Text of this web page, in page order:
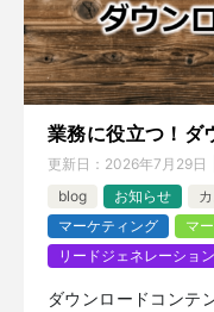
業務に役立つ！ダ
更新日： 2026年7月29日
blog
お知らせ
マーケティング
マ
リードジェネレーション
ダウンロードコンテ